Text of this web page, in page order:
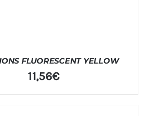
FLUORESCENT YELLOW
11,56€